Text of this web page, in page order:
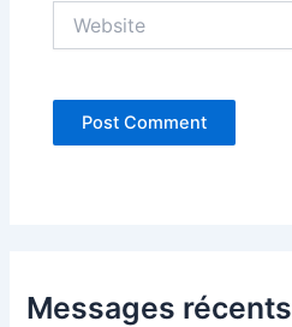
Messages récents